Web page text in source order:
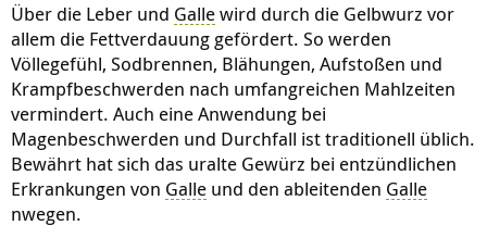
Über die Leber und Gallewird durch die Gelbwurz vor
allem die Fettverdauung gefördert. So werden
Völlegefühl, Sodbrennen, Blähungen, Aufstoßen und
Krampfbeschwerden nach umfangreichen Mahlzeiten
vermindert. Auch eine Anwendung bei
Magenbeschwerden und Durchfall ist traditionell üblich.
Bewährt hat sich das uralte Gewürz bei entzündlichen
Erkrankungen von Galle und den ableitenden Galle
nwegen.